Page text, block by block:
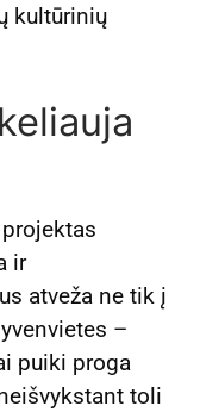
kultūrinių
ir
atveža ne tik į
–
puiki proga
toli